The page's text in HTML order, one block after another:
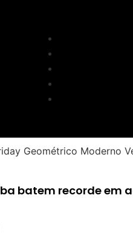
batem recorde em